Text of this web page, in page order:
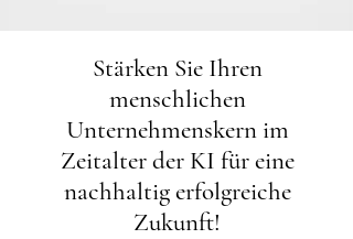
Stärken Sie Ihren
menschlichen
Unternehmenskern im
Zeitalter der KI für eine
nachhaltig erfolgreiche
Zukunft!